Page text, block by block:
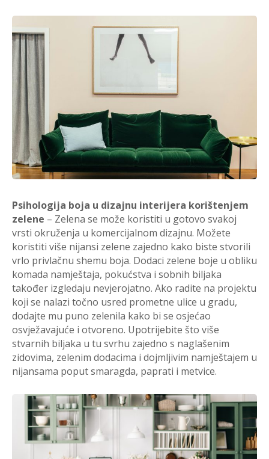
Psihologija boja u dizajnu interijera korištenjem
zelene – Zelena se može koristiti u gotovo svakoj
vrsti okruženja u komercijalnom dizajnu. Možete
koristiti više nijansi zelene zajedno kako biste stvorili
vrlo privlačnu shemu boja. Dodaci zelene boje u obliku
komada namještaja, pokućstva i sobnih biljaka
također izgledaju nevjerojatno. Ako radite na projektu
koji se nalazi točno usred prometne ulice u gradu,
dodajte mu puno zelenila kako bi se osjećao
osvježavajuće i otvoreno. Upotrijebite što više
stvarnih biljaka u tu svrhu zajedno s naglašenim
zidovima, zelenim dodacima i dojmljivim namještajem u
nijansama poput smaragda, paprati i metvice.